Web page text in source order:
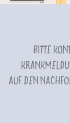
Bitte
Auf den